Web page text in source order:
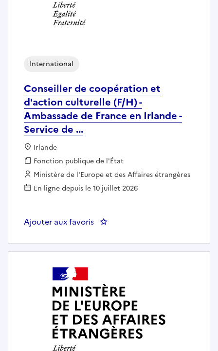
Conseiller de coopération et
d'action culturelle (F/H) -
Ambassade de France en Irlande -
Service de ...
International
Localisation :
Irlande
Fonction publique :
Fonction publique de l'État
Employeur :
Ministère de l'Europe et des Affaires étrangères
En ligne depuis le 10 juillet 2026
Ajouter aux favoris : Conseiller de coopération et